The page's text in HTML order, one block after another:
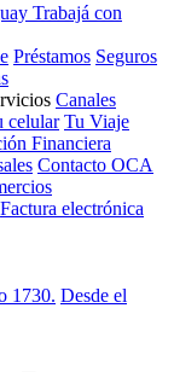
Trabajá con
Préstamos Seguros
Canales
celular Tu Viaje
Financiera
Contacto OCA
Factura electrónica
1730. Desde el